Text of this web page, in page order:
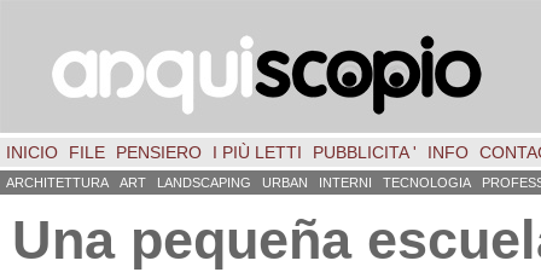
INICIO FILE PENSIERO I PIÙ LETTI PUBBLICITA ' INFO
ARCHITETTURA ART LANDSCAPING URBAN INTERNI TECNOLOGIA
Una pequeña